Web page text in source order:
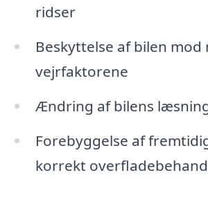
ridser
Beskyttelse af bilen mod
vejrfaktorene
Ændring af bilens
Forebyggelse af
korrekt